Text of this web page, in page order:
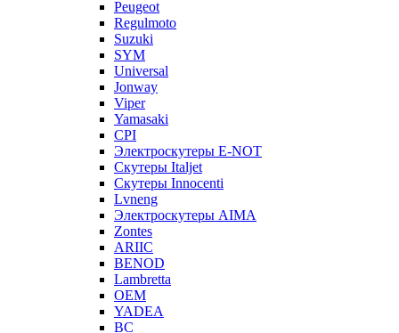
Peugeot
Regulmoto
Suzuki
SYM
Universal
Jonway
Viper
Yamasaki
CPI
Электроскутеры E-NOT
Скутеры Italjet
Скутеры Innocenti
Lvneng
Электроскутеры AIMA
Zontes
ARIIC
BENOD
Lambretta
OEM
YADEA
BC